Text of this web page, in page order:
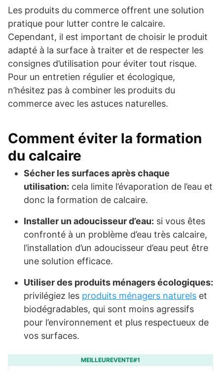
Les produits du commerce offrent une solution
pratique pour lutter contre le calcaire.
Cependant, il est important de choisir le produit
adapté à la surface à traiter et de respecter les
consignes d’utilisation pour éviter tout risque.
Pour un entretien régulier et écologique,
n’hésitez pas à combiner les produits du
commerce avec les astuces naturelles.
Comment éviter la formation
du calcaire
Sécher les surfaces après chaque
utilisation: cela limite l’évaporation de l’eau et
donc la formation de calcaire.
Installer un adoucisseur d’eau: si vous êtes
confronté à un problème d’eau très calcaire,
l’installation d’un adoucisseur d’eau peut être
une solution efficace.
Utiliser des produits ménagers écologiques:
privilégiez les produits ménagers naturels et
biodégradables, qui sont moins agressifs
pour l’environnement et plus respectueux de
vos surfaces.
MEILLEUREVENTE#1